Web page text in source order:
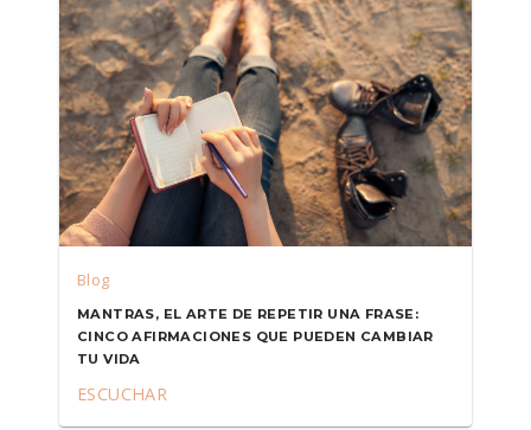
Blog
MANTRAS, EL ARTE DE REPETIR UNA FRASE:
CINCO AFIRMACIONES QUE PUEDEN CAMBIAR
TU VIDA
ESCUCHAR